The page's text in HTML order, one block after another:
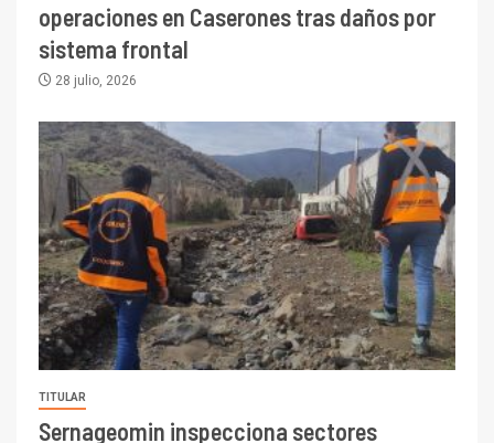
operaciones en Caserones tras daños por
sistema frontal
28 julio, 2026
TITULAR
Sernageomin inspecciona sectores